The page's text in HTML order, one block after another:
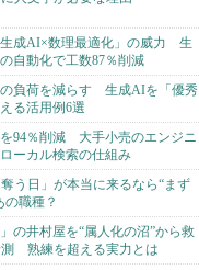
生成AI×数理最適化」の威力 生
自動化で工数87％削減
負荷を減らす 生成AIを「優秀
る活用例6選
94％削減 大手小売のエンジニ
ーカル検索の仕組み
奪う日」が本当に来るなら“まず
の職種？
」の井村屋を“属人化の沼”から救
測 熟練を超える実力とは